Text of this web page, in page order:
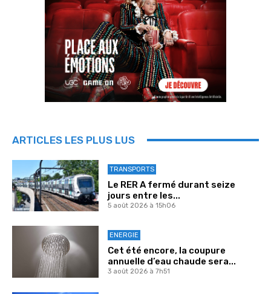
ARTICLES LES PLUS LUS
TRANSPORTS
Le RER A fermé durant seize
jours entre les...
5 août 2026 à 15h06
ENERGIE
Cet été encore, la coupure
annuelle d’eau chaude sera...
3 août 2026 à 7h51